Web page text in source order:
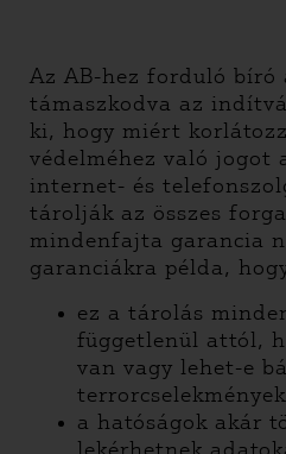
Az AB-hez forduló bíró
támaszkodva az
ki, hogy miért
védelméhez való jogot
internet- és
tárolják az összes
mindenfajta garancia
garanciákra példa,
ez a tárolás
függetlenül attól,
van vagy lehet-e
a hatóságok akár